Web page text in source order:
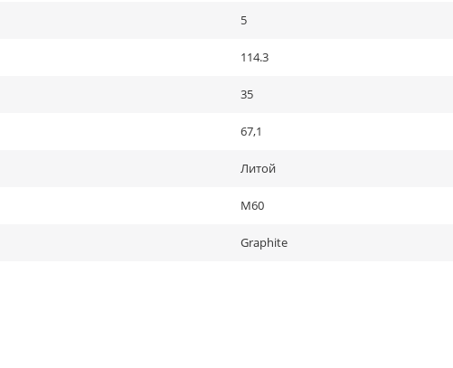
5
114.3
35
67,1
Литой
M60
Graphite